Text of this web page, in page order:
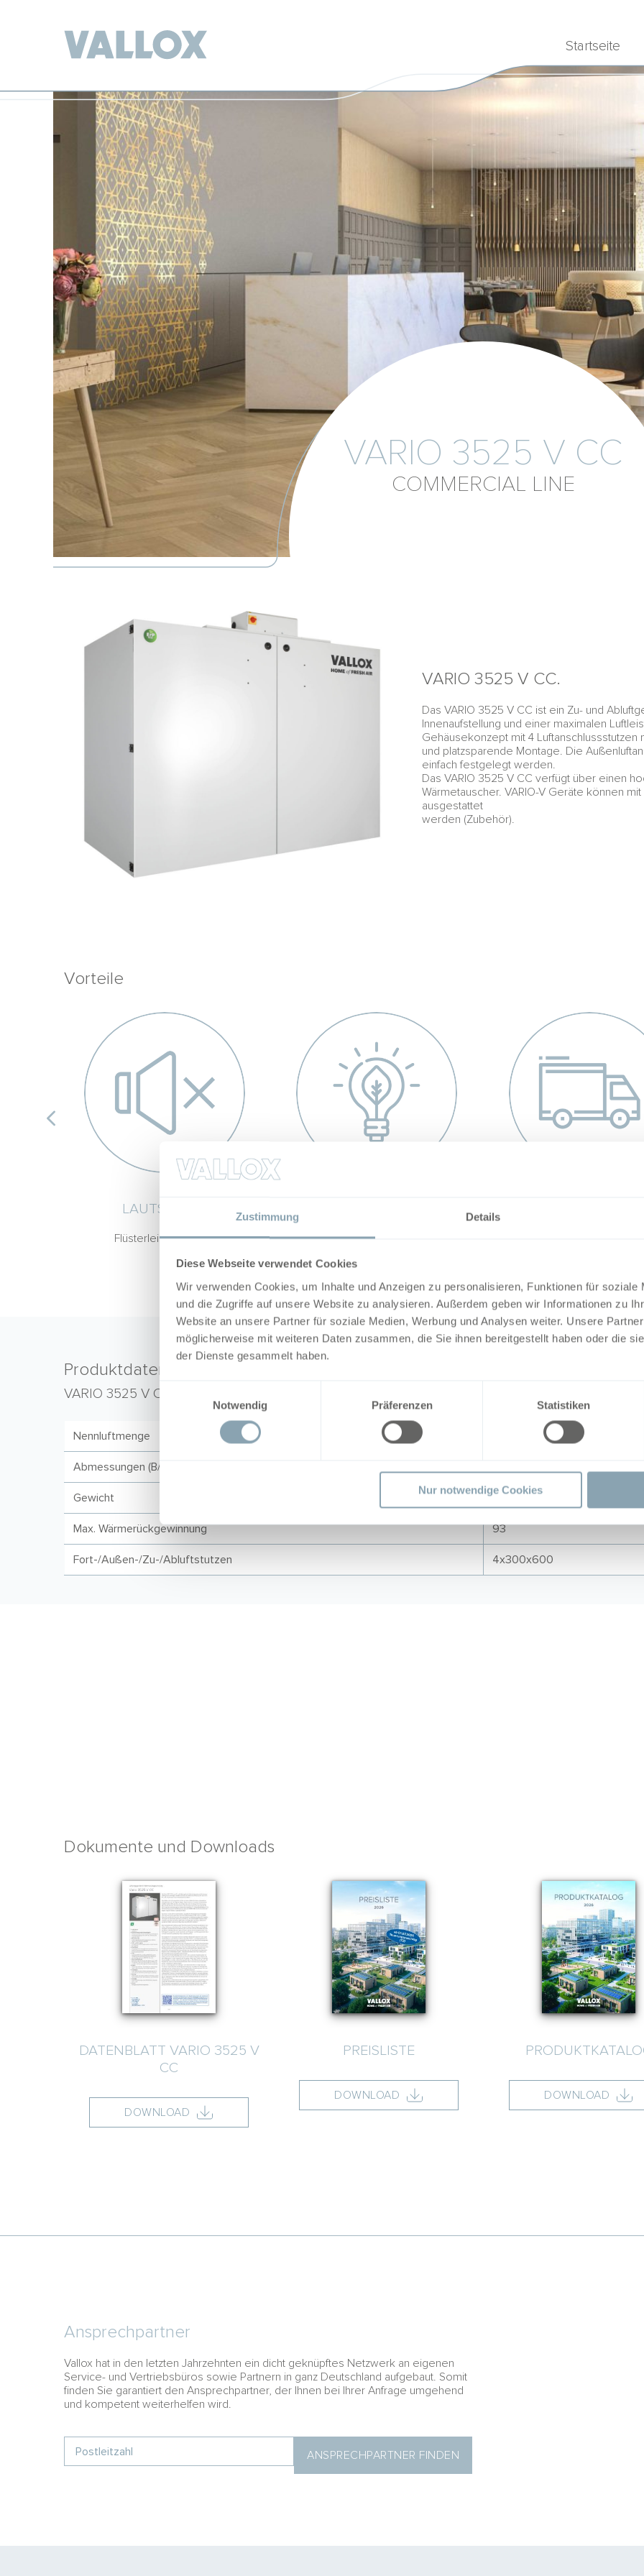
Zustimmung Details
Diese Webseite verwendet Cookies
Wir verwenden Cookies, um Inhalte und Anzeigen zu personalisieren, Funktionen für soziale
und die Zugriffe auf unsere Website zu analysieren. Außerdem geben wir Informationen zu
Website an unsere Partner für soziale Medien, Werbung und Analysen weiter. Unsere
möglicherweise mit weiteren Daten zusammen, die Sie ihnen bereitgestellt haben oder die
der Dienste gesammelt haben.
Einwilligungsauswahl
Notwendig
Präferenzen Statistiken
Nur notwendige Cookies
Startseite
VARIO 3525 V CC
COMMERCIAL LINE
VARIO 3525 V CC.
Das VARIO 3525 V CC ist ein Zu- und
Innenaufstellung und einer maximalen
Gehäusekonzept mit 4
und platzsparende Montage. Die
einfach festgelegt werden.
Das VARIO 3525 V CC verfügt über einen
Wärmetauscher. VARIO-V Geräte können
ausgestattet
werden (Zubehör).
Vorteile
LAUTSTÄRKE
Flüsterleiser Betrieb Bis zu 93% Wärmerückgewinnung
Produktdaten
VARIO 3525 V CC
Nennluftmenge 3525/300 m3/h/Pa
Abmessungen (B/H/T)
Gewicht 581 kg
Max. Wärmerückgewinnung 93
Fort-/Außen-/Zu-/Abluftstutzen 4x300x600
Dokumente und Downloads
DATENBLATT VARIO 3525 V
CC
DOWNLOAD
PREISLISTE
DOWNLOAD DOWNLOAD
Ansprechpartner
Vallox hat in den letzten Jahrzehnten ein dicht geknüpftes Netzwerk an eigenen
Service- und Vertriebsbüros sowie Partnern in ganz Deutschland aufgebaut. Somit
finden Sie garantiert den Ansprechpartner, der Ihnen bei Ihrer Anfrage umgehend
und kompetent weiterhelfen wird.
ANSPRECHPARTNER FINDEN